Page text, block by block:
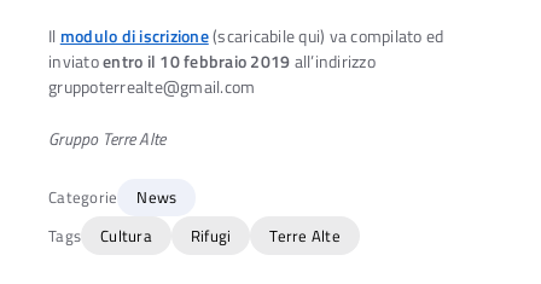
Il modulo di iscrizione(scaricabile qui) va compilato ed
inviatoentro il 10 febbraio 2019all’indirizzo
gruppoterrealte@gmail.com
Gruppo Terre Alte
Categorie
News
Tags
Cultura Rifugi Terre Alte